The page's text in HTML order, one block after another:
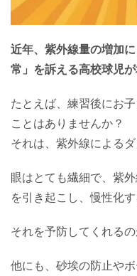
近年、紫外線量の増加
常」を訴える高校球児が
たとえば、練習後にお
ことはありませんか？
それは、紫外線による
眼はとても繊細で、紫
を引き起こし、慢性化す
それを予防してくれる
他にも、砂埃の防止や